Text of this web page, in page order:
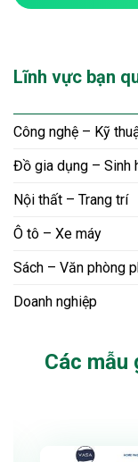
Lĩnh vực bạn
Công nghệ – Kỹ
Đồ gia dụng – Sinh
Nội thất – Trang trí
Ô tô – Xe máy
Sách – Văn phòng
Doanh nghiệp
Các mẫu